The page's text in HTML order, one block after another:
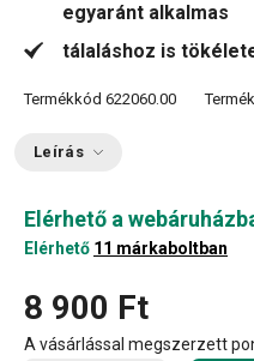
egyaránt alkalmas
tálaláshoz is
Termékkód 622060.00
Leírás
Elérhető a
Elérhető 11 márkaboltban
8 900 Ft
A vásárlással megszerzett